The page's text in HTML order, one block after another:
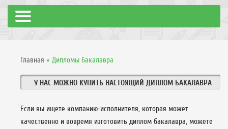
Главная » Дипломы бакалавра
У НАС МОЖНО КУПИТЬ НАСТОЯЩИЙ ДИПЛОМ БАКАЛАВРА
Если вы ищете компанию-исполнителя, которая может
качественно и вовремя изготовить диплом бакалавра, можете